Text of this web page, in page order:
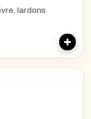
lardons